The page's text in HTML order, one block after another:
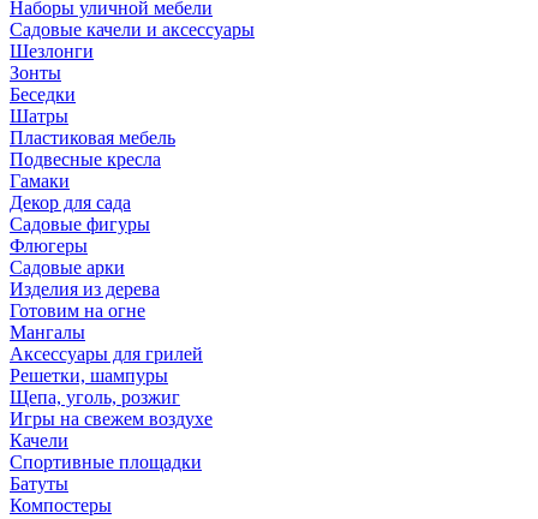
Наборы уличной мебели
Садовые качели и аксессуары
Шезлонги
Зонты
Беседки
Шатры
Пластиковая мебель
Подвесные кресла
Гамаки
Декор для сада
Садовые фигуры
Флюгеры
Садовые арки
Изделия из дерева
Готовим на огне
Мангалы
Аксессуары для грилей
Решетки, шампуры
Щепа, уголь, розжиг
Игры на свежем воздухе
Качели
Спортивные площадки
Батуты
Компостеры